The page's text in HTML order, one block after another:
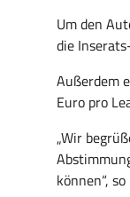
Um den
die
Außerdem
Euro pro
„Wir
können“,